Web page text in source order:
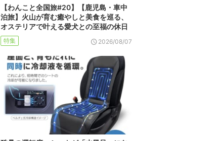
【わんこと全国旅#20】【鹿児島・車中
泊旅】火山が育む癒やしと美食を巡る、
オステリアで叶える愛犬との至福の休日
特集 2026/08/07